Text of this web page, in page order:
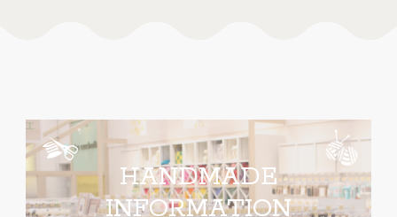
HANDMADE
INFORMATION